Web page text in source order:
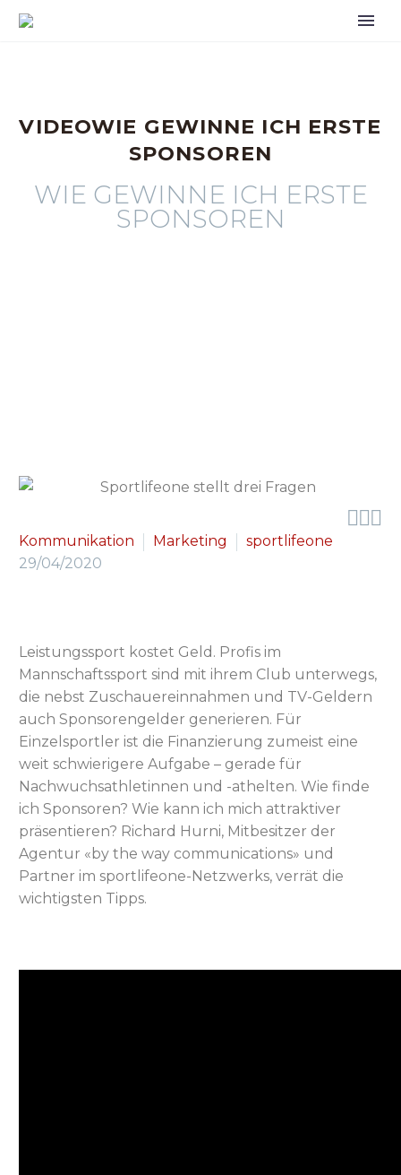
VIDEOWIE GEWINNE ICH ERSTE
SPONSOREN
WIE GEWINNE ICH ERSTE
SPONSOREN

Kommunikation Marketing
sportlifeone
29/04/2020
Leistungssport kostet Geld. Profis im
Mannschaftssport sind mit ihrem Club unterwegs,
die nebst Zuschauereinnahmen und TV-Geldern
auch Sponsorengelder generieren. Für
Einzelsportler ist die Finanzierung zumeist eine
weit schwierigere Aufgabe – gerade für
Nachwuchsathletinnen und -athelten. Wie finde
ich Sponsoren? Wie kann ich mich attraktiver
präsentieren? Richard Hurni, Mitbesitzer der
Agentur «by the way communications» und
Partner im sportlifeone-Netzwerks, verrät die
wichtigsten Tipps.